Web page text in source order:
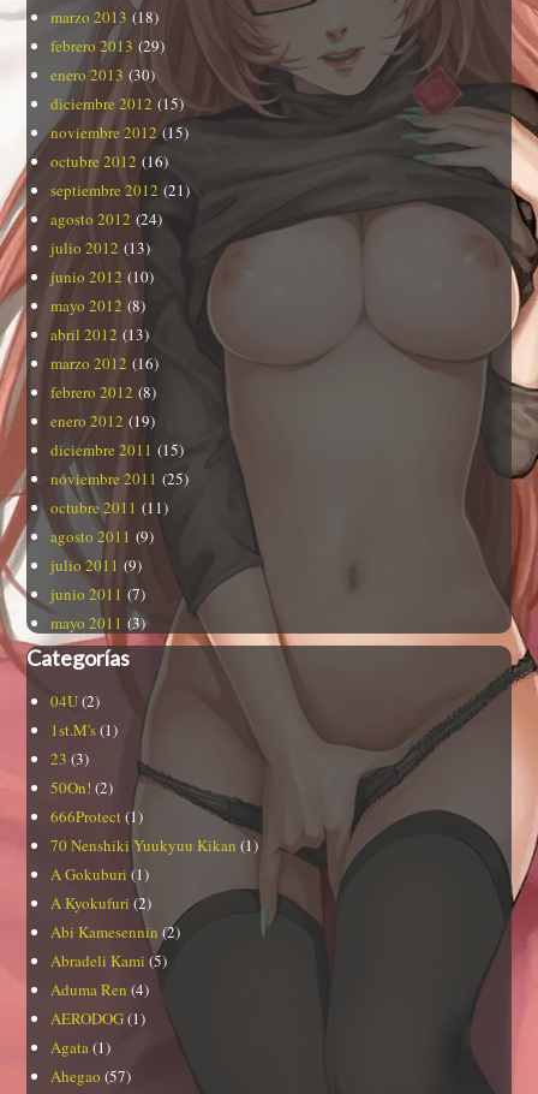
marzo 2013 (18)
febrero 2013 (29)
enero 2013 (30)
diciembre 2012 (15)
noviembre 2012(15)
octubre 2012 (16)
septiembre 2012 (21)
agosto 2012 (24)
julio 2012 (13)
junio 2012 (10)
mayo 2012 (8)
abril 2012 (13)
marzo 2012 (16)
febrero 2012 (8)
enero 2012 (19)
diciembre 2011 (15)
noviembre 2011 (25)
octubre 2011 (11)
agosto 2011 (9)
julio 2011 (9)
junio 2011 (7)
mayo 2011 (3)
Categorías
04U(2)
1st.M's(1)
23 (3)
50On! (2)
666Protect(1)
70 Nenshiki Yuukyuu Kikan (1)
A Gokuburi (1)
A Kyokufuri (2)
Abi Kamesennin (2)
Abradeli Kami (5)
Aduma Ren (4)
AERODOG(1)
Agata(1)
Ahegao (57)